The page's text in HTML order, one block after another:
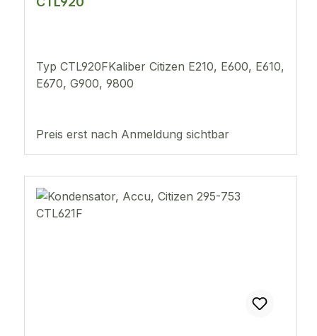
Typ CTL920FKaliber Citizen E210, E600, E610,
E670, G900, 9800
Preis erst nach Anmeldung sichtbar